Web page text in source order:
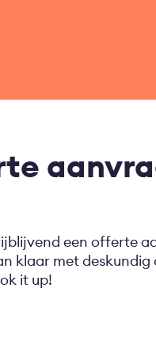
een offerte
klaar met
it up!